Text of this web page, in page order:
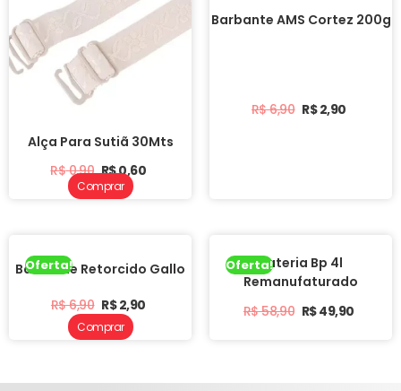
Alça Para Sutiã 30Mts
R$0,90 R$0,60
Barbante AMS Cortez 200g
R$6,90 R$2,90
Comprar
Oferta!
Barbante Retorcido Gallo
R$6,90 R$2,90
Oferta!Bateria Bp 4l
Remanufaturado
R$58,90 R$49,90
Comprar